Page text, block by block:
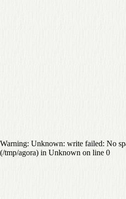
Warning: Unknown: write failed: No
(/tmp/agora) in Unknown on line 0